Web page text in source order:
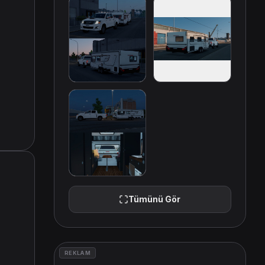
Tümünü Gör
REKLAM